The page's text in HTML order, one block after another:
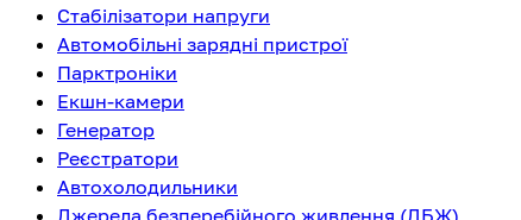
Стабілізатори напруги
Автомобільні зарядні пристрої
Парктроніки
Екшн-камери
Генератор
Реєстратори
Автохолодильники
Джерела безперебійного живлення (ДБЖ)